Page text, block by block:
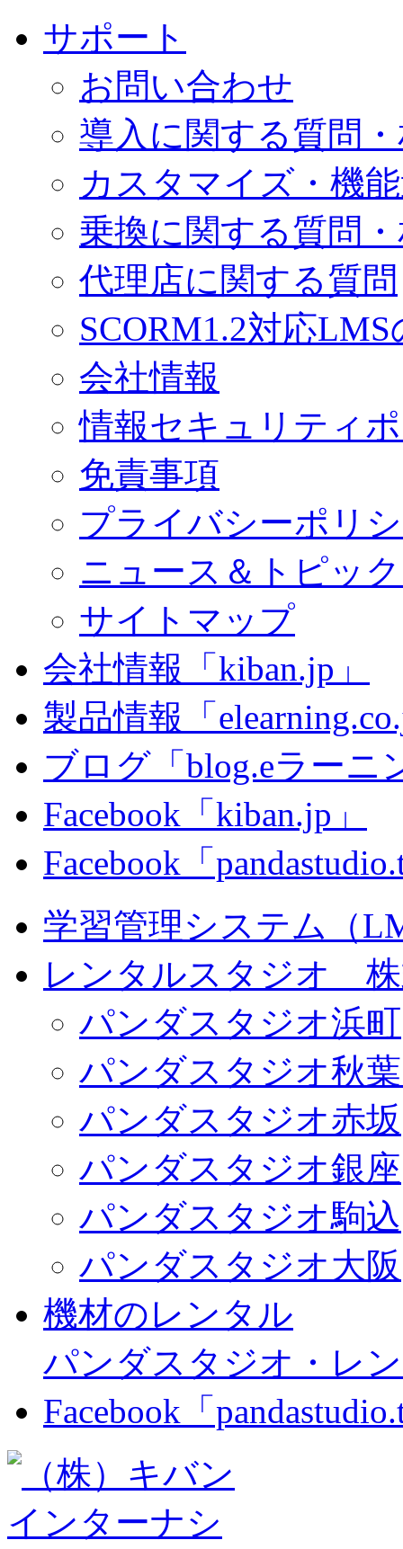
サポート
お問い合わせ
導入に関する質問
カスタマイズ・機
乗換に関する質問
代理店に関する質問
SCORM1.2対応
会社情報
情報セキュリティ
免責事項
プライバシーポリ
ニュース＆トピッ
サイトマップ
会社情報「kiban.jp」
製品情報「
ブログ「blog.eラーニ
Facebook「kiban.jp」
Facebook「
学習管理システム（
レンタルスタジオ 株
パンダスタジオ浜町
パンダスタジオ秋
パンダスタジオ赤坂
パンダスタジオ銀座
パンダスタジオ駒込
パンダスタジオ大阪
機材のレンタル
パンダスタジオ・レ
Facebook「